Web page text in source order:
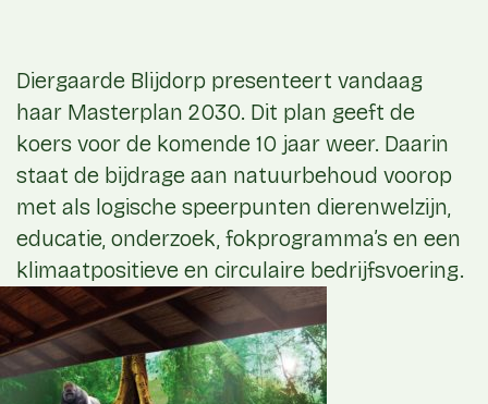
Diergaarde Blijdorp presenteert vandaag
haar Masterplan 2030. Dit plan geeft de
koers voor de komende 10 jaar weer. Daarin
staat de bijdrage aan natuurbehoud voorop
met als logische speerpunten dierenwelzijn,
educatie, onderzoek, fokprogramma’s en een
klimaatpositieve en circulaire bedrijfsvoering.